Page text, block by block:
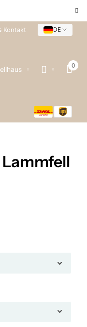
Kontakt DE
0